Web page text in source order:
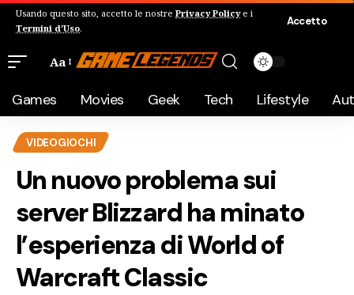
Usando questo sito, accetto le nostre Privacy Policye i
Termini d'Uso.
Accetto
Aa
Games Movies Geek Tech Lifestyle
VIDEOGIOCHI
Un nuovo problema sui
server Blizzard ha minato
l’esperienza di World of
Warcraft Classic